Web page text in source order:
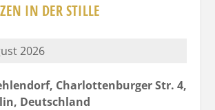
IN DER STILLE
2026
Charlottenburger Str. 4,
Deutschland